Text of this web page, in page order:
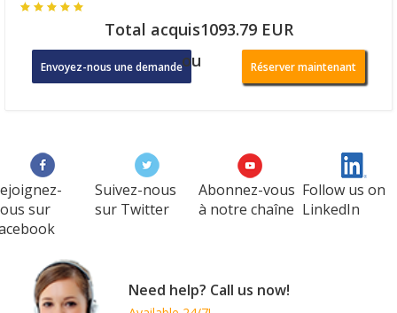
Total acquis1093.79 EUR
Envoyez-nous une demandeou Réserver maintenant
sur
Suivez-nous
sur Twitter
Abonnez-vous
à notre chaîne
Follow us on
LinkedIn
Need help? Call us now!